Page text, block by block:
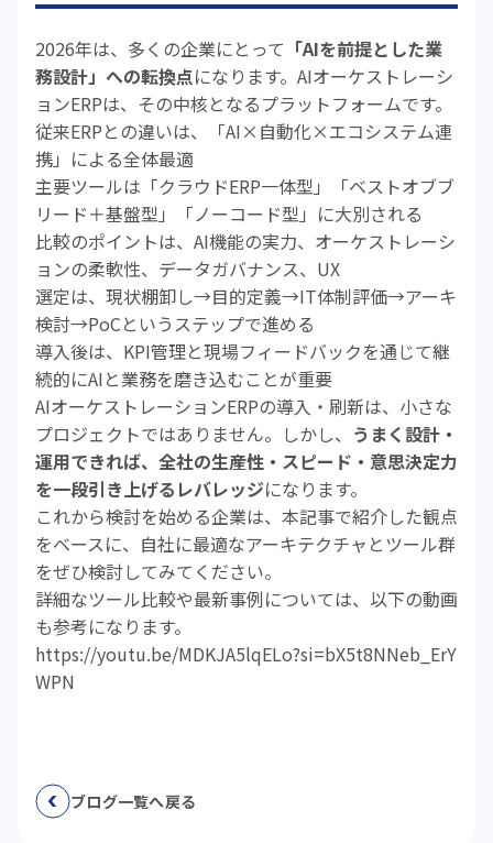
2026年は、多くの企業にとって 「AIを前提とした業
務設計」への転換点になります。AIオーケストレーシ
ョンERPは、その中核となるプラットフォームです。
従来ERPとの違いは、「AI×自動化×エコシステム連
携」による全体最適
主要ツールは「クラウドERP一体型」「ベストオブブ
リード＋基盤型」「ノーコード型」に大別される
比較のポイントは、AI機能の実力、オーケストレーシ
ョンの柔軟性、データガバナンス、UX
選定は、現状棚卸し→目的定義→IT体制評価→アーキ
検討→PoCというステップで進める
導入後は、KPI管理と現場フィードバックを通じて継
続的にAIと業務を磨き込むことが重要
AIオーケストレーションERPの導入・刷新は、小さな
プロジェクトではありません。しかし、 うまく設計・
運用できれば、全社の生産性・スピード・意思決定力
を一段引き上げるレバレッジになります。
これから検討を始める企業は、本記事で紹介した観点
をベースに、自社に最適なアーキテクチャとツール群
をぜひ検討してみてください。
詳細なツール比較や最新事例については、以下の動画
も参考になります。
https://youtu.be/MDKJA5lqELo?si=bX5t8NNeb_ErY
WPN
ブログ一覧へ戻る